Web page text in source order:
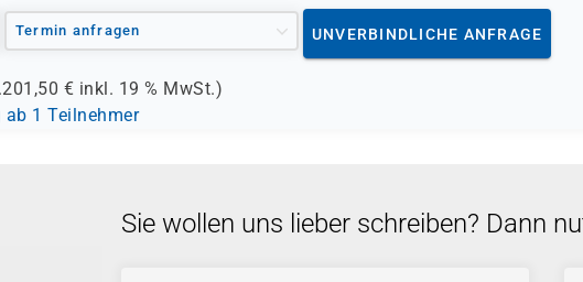
Termin anfragen UNVERBINDLICHE ANFRAGE
€ inkl. 19 % MwSt.)
1 Teilnehmer
Sie wollen uns lieber schreiben? Dann